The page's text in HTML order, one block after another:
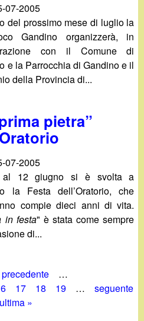
07-2005
del prossimo mese di luglio la
Gandino organizzerà, in
con il Comune di
e la Parrocchia di Gandino e il
della Provincia di...
pietra”
07-2005
12 giugno si è svolta a
la Festa dell’Oratorio, che
compie dieci anni di vita.
in festa" è stata come sempre
di...
precedente
…
17 18 19 …
seguente
ultima »